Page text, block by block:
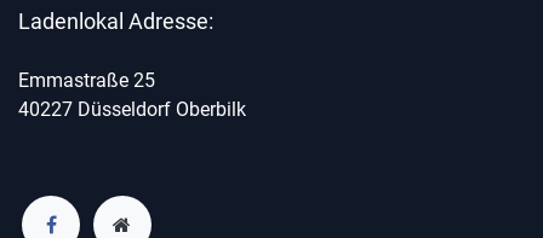
Ladenlokal Adresse:
Emmastraße 25
40227 Düsseldorf Oberbilk